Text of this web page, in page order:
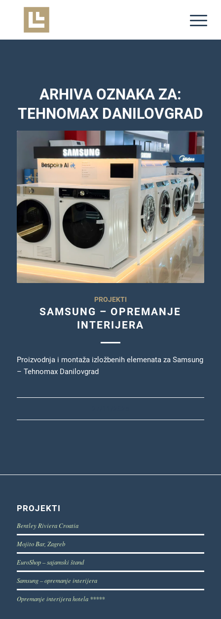
ARHIVA OZNAKA ZA:
TEHNOMAX DANILOVGRAD
PROJEKTI
SAMSUNG – OPREMANJE
INTERIJERA
Proizvodnja i montaža izložbenih elemenata za Samsung
– Tehnomax Danilovgrad
PROJEKTI
Bentley Riviera Croatia
Mojito Bar, Zagreb
EuroShop – sajamski štand
Samsung – opremanje interijera
Opremanje interijera hotela *****